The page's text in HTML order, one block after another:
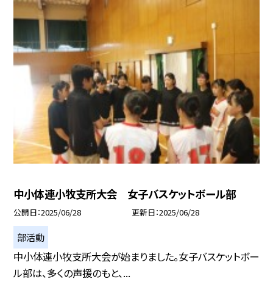
中小体連小牧支所大会 女子バスケットボール部
公開日 2025/06/28 更新日 2025/06/28
部活動
中小体連小牧支所大会が始まりました。女子バスケットボー
ル部は、多くの声援のもと、...